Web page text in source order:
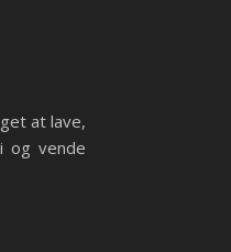
at lave,
og vende